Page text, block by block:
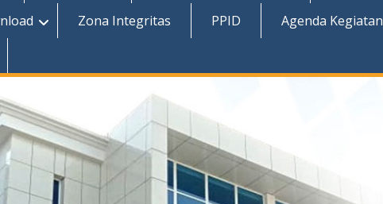
Zona Integritas PPID Agenda Kegiatan